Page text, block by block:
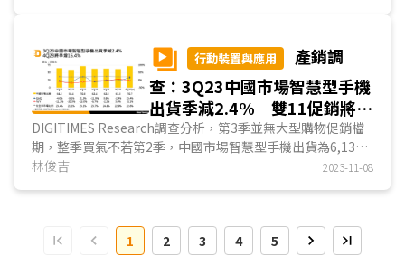
行動裝置與應用
產銷調
查：3Q23中國市場智慧型手機
出貨季減2.4% 雙11促銷將帶
動4Q23季增15.4%
DIGITIMES Research調查分析，第3季並無大型購物促銷檔
期，整季買氣不若第2季，中國市場智慧型手機出貨為6,130
萬支，季減2.4%，與2022年同期相較，則增加5.0%；中國...
林俊吉 2023-11-08
1 2 3 4 5